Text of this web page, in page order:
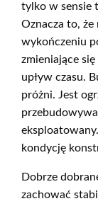
tylko w sensie
Oznacza to,
wykończeniu
zmieniające
upływ czasu.
próżni. Jest
kondycję
Dobrze
zachować